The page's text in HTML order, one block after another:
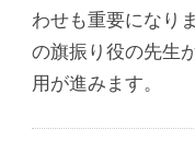
わせも重要になり
の旗振り役の先生
用が進みます。